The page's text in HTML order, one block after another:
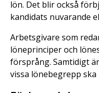
lön. Det blir också
kandidats nuvarande
Arbetsgivare som
löneprinciper och
försprång. Samtidigt
vissa lönebegrepp